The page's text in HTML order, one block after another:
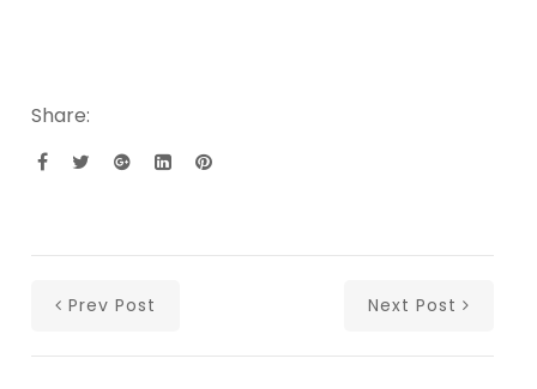
Share:
Prev Post Next Post